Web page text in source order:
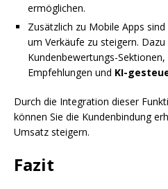
ermöglichen.
Zusätzlich zu Mobile Apps
um Verkäufe zu steigern.
Kundenbewertungs-
Empfehlungen und KI-
Durch die Integration dieser
können Sie die Kundenbindung
Umsatz steigern.
Fazit